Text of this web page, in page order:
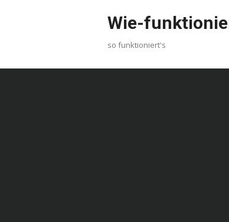
Wie-
so funktioniert's